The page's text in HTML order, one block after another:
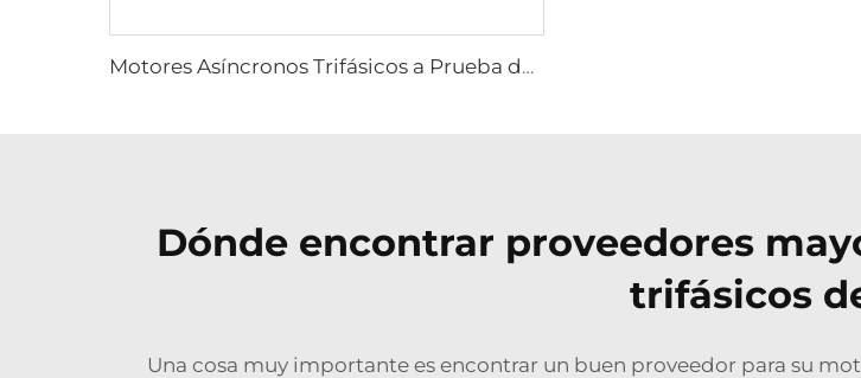
Motores Asíncronos Trifásicos a Prueba de Explosiones Serie YBZU para Fuentes de Vibración
Dónde encontrar proveedores
trifásicos
Una cosa muy importante es encontrar un buen proveedor para su